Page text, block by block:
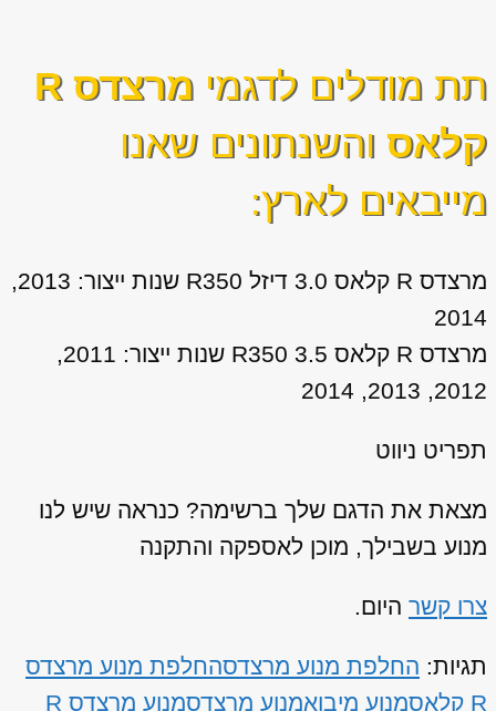
תת מודלים לדגמי
מרצדס R
קלאס והשנתונים שאנו
מייבאים לארץ:
מרצדס R קלאס 3.0 דיזל R350 שנות ייצור: 2013,
2014
מרצדס R קלאס 3.5 R350 שנות ייצור: 2011,
2012, 2013, 2014
תפריט ניווט
מצאת את הדגם שלך ברשימה? כנראה שיש לנו
מנוע בשבילך, מוכן לאספקה והתקנה
צרו קשר היום.
תגיות: החלפת מנוע מרצדסהחלפת מנוע מרצדס
R קלאס
מנוע מיבואמנוע מרצדס
מנוע מרצדס R